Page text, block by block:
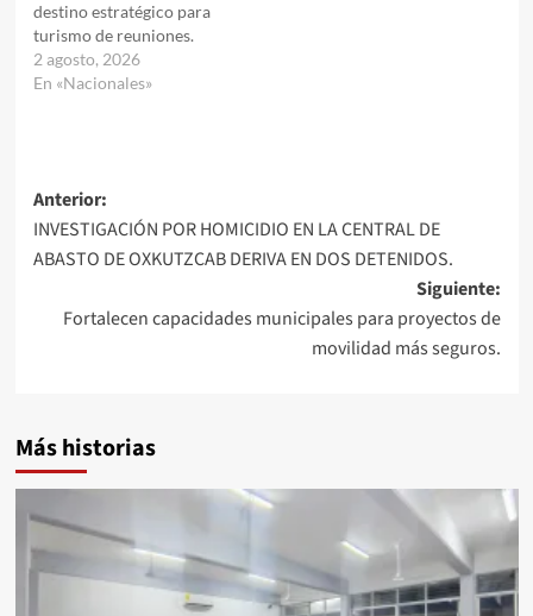
destino estratégico para
turismo de reuniones.
2 agosto, 2026
En «Nacionales»
Navegación
de
entradas
Anterior:
INVESTIGACIÓN POR HOMICIDIO EN LA CENTRAL DE
ABASTO DE OXKUTZCAB DERIVA EN DOS DETENIDOS.
Siguiente:
Fortalecen capacidades municipales para proyectos de
movilidad más seguros.
Más historias